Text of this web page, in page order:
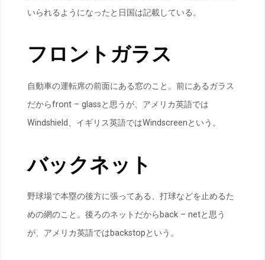
いられるようになったと日国は記載している。
フロントガラス
自動車の運転席の前面にある窓のこと。前にあるガラス
だからfront – glassと思うが、アメリカ英語では
Windshield、イギリス英語ではWindscreenという。
バックネット
野球場で本塁の後方に張ってある、打球などを止めるた
めの網のこと。後ろのネットだからback – netと思う
が、アメリカ英語ではbackstopという。